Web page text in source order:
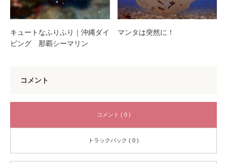
キュートなふりふり｜沖縄ダイ
ビング 那覇シーマリン
マンタは突然に！
コメント
コメント ( 0 )
トラックバック ( 0 )